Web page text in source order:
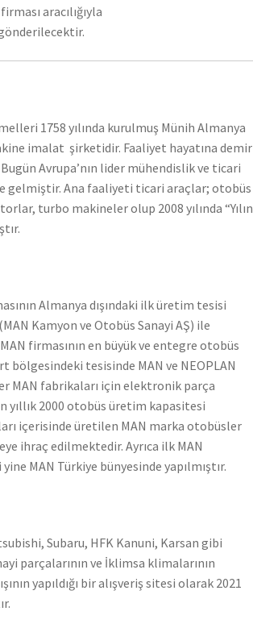
aracılığıyla
1758 yılında kurulmuş Münih Almanya
imalat şirketidir. Faaliyet hayatına demir
Avrupa’nın lider mühendislik ve ticari
gelmiştir. Ana faaliyeti ticari araçlar; otobüs
turbo makineler olup 2008 yılında “Yılın
Almanya dışındaki ilk üretim tesisi
Kamyon ve Otobüs Sanayi AŞ) ile
firmasının en büyük ve entegre otobüs
bölgesindeki tesisinde MAN ve NEOPLAN
MAN fabrikaları için elektronik parça
yıllık 2000 otobüs üretim kapasitesi
içerisinde üretilen MAN marka otobüsler
ihraç edilmektedir. Ayrıca ilk MAN
MAN Türkiye bünyesinde yapılmıştır.
Subaru, HFK Kanuni, Karsan gibi
parçalarının ve İklimsa klimalarının
yapıldığı bir alışveriş sitesi olarak 2021